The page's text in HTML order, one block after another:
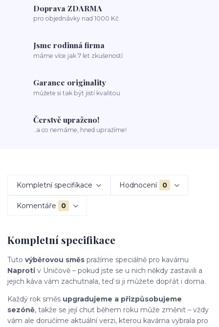
Doprava ZDARMA
pro objednávky nad 1000 Kč
Jsme rodinná firma
máme více jak 7 let zkušeností
Garance originality
můžete si tak být jistí kvalitou
Čerstvě upraženo!
..a co nemáme, hned upražíme!
Kompletní specifikace Hodnocení 0
Komentáře 0
Kompletní specifikace
Tuto výběrovou směs pražíme speciálně pro kavárnu
Naproti v Uničově – pokud jste se u nich někdy zastavili a
jejich káva vám zachutnala, teď si ji můžete dopřát i doma.
Každý rok směs upgradujeme a přizpůsobujeme
sezóně, takže se její chuť během roku může změnit – vždy
vám ale doručíme aktuální verzi, kterou kavárna vybrala pro